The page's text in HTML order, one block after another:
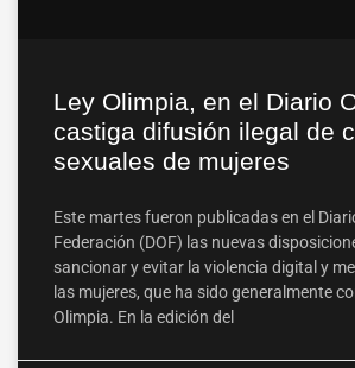
Ley Olimpia, en el Diario
castiga difusión ilegal de
sexuales de mujeres
Este martes fueron publicadas en el
Federación (DOF) las nuevas
sancionar y evitar la violencia digital y
las mujeres, que ha sido generalmente
Olimpia. En la edición del